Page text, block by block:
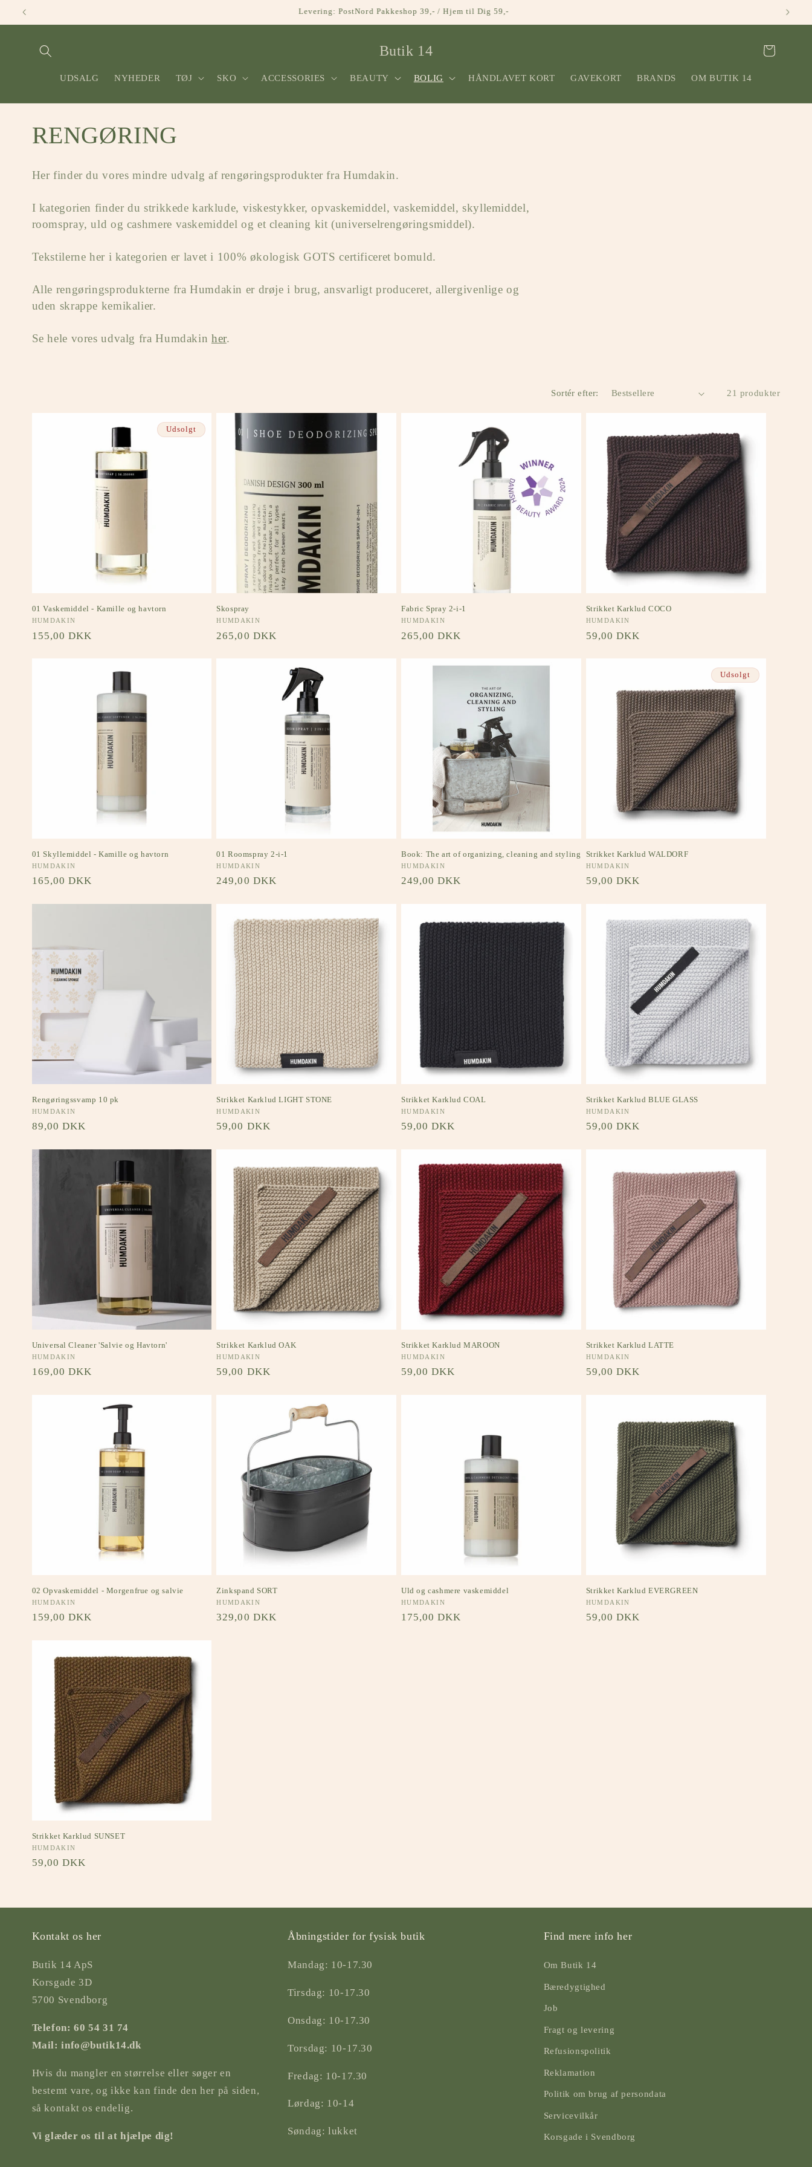
Gå til
Lokal afhentning: kontakt os for reservation af vare i butikken.
Butik 14
UDSALG NYHEDER TØJ SKO ACCESSORIES BEAUTY BOLIG HÅNDLAVET KORT GAVEKORT BRANDS OM BUTIK 14
Indkøbskurv
K
o
l
l
e
k
n
RENGØRING
Her finder du vores mindre udvalg af rengøringsprodukter fra Humdakin.
I kategorien finder du strikkede karklude, viskestykker, opvaskemiddel, vaskemiddel, skyllemiddel,
roomspray, uld og cashmere vaskemiddel og et cleaning kit (universelrengøringsmiddel).
Tekstilerne her i kategorien er lavet i 100% økologisk GOTS certificeret bomuld.
Alle rengøringsprodukterne fra Humdakin er drøje i brug, ansvarligt produceret, allergivenlige og
uden skrappe kemikalier.
Se hele vores udvalg fra Humdakin her.
Sortér efter: 21 produkter
Udsolgt
01 Vaskemiddel - Kamille og havtorn
Forhandler:
HUMDAKIN
Normalpris
155,00 DKK
Skospray
Forhandler:
HUMDAKIN
Normalpris
265,00 DKK
Fabric Spray 2-i-1
Forhandler:
HUMDAKIN
Normalpris
265,00 DKK
Strikket Karklud COCO
Forhandler:
HUMDAKIN
Normalpris
59,00 DKK
01 Skyllemiddel - Kamille og havtorn
Forhandler:
HUMDAKIN
Normalpris
165,00 DKK
01 Roomspray 2-i-1
Forhandler:
HUMDAKIN
Normalpris
249,00 DKK
Book: The art of organizing, cleaning and styling
Forhandler:
HUMDAKIN
Normalpris
249,00 DKK
Udsolgt
Strikket Karklud WALDORF
Forhandler:
HUMDAKIN
Normalpris
59,00 DKK
Rengøringssvamp 10 pk
Forhandler:
HUMDAKIN
Normalpris
89,00 DKK
Strikket Karklud LIGHT STONE
Forhandler:
HUMDAKIN
Normalpris
59,00 DKK
Strikket Karklud COAL
Forhandler:
HUMDAKIN
Normalpris
59,00 DKK
Strikket Karklud BLUE GLASS
Forhandler:
HUMDAKIN
Normalpris
59,00 DKK
Universal Cleaner 'Salvie og Havtorn'
Forhandler:
HUMDAKIN
Normalpris
169,00 DKK
Strikket Karklud OAK
Forhandler:
HUMDAKIN
Normalpris
59,00 DKK
Strikket Karklud MAROON
Forhandler:
HUMDAKIN
Normalpris
59,00 DKK
Strikket Karklud LATTE
Forhandler:
HUMDAKIN
Normalpris
59,00 DKK
02 Opvaskemiddel - Morgenfrue og salvie
Forhandler:
HUMDAKIN
Normalpris
159,00 DKK
Zinkspand SORT
Forhandler:
HUMDAKIN
Normalpris
329,00 DKK
Uld og cashmere vaskemiddel
Forhandler:
HUMDAKIN
Normalpris
175,00 DKK
Strikket Karklud EVERGREEN
Forhandler:
HUMDAKIN
Normalpris
59,00 DKK
Strikket Karklud SUNSET
Forhandler:
HUMDAKIN
Normalpris
59,00 DKK
Kontakt os her
Butik 14 ApS
Korsgade 3D
5700 Svendborg
Telefon: 60 54 31 74
Mail: info@butik14.dk
Hvis du mangler en størrelse eller søger en
bestemt vare, og ikke kan finde den her på siden,
så kontakt os endelig.
Vi glæder os til at hjælpe dig!
Åbningstider for fysisk butik
Mandag: 10-17.30
Tirsdag: 10-17.30
Onsdag: 10-17.30
Torsdag: 10-17.30
Fredag: 10-17.30
Lørdag: 10-14
Søndag: lukket
Find mere info her
Om Butik 14
Bæredygtighed
Job
Fragt og levering
Refusionspolitik
Reklamation
Politik om brug af persondata
Servicevilkår
Korsgade i Svendborg